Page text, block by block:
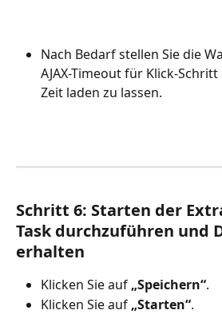
Nach Bedarf stellen Sie die
AJAX-Timeout für Klick-
Zeit laden zu lassen.
Schritt 6: Starten der
Task durchzuführen und
erhalten
Klicken Sie auf „Speichern“.
Klicken Sie auf „Starten“.